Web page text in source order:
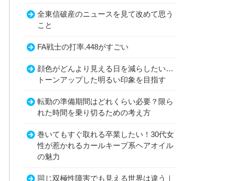
全東信破産のニュースを見て改めて思う
こと
FA戦士の打率.448がすごい
顔色がどんより見える日を減らしたい…
トーンアップした明るい印象を目指す
転勤の準備期間はどれくらい必要？限ら
れた時間を乗り切るための考え方
巻いてもすぐ取れる卒業したい！30代女
性が惹かれるカールキープ系ヘアオイル
の魅力
同じ双極性障害でも見える世界は違う｜